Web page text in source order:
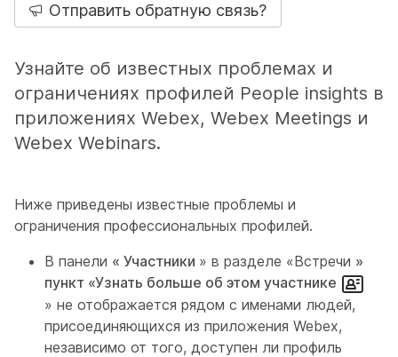
Отправить обратную связь?
Узнайте об известных проблемах и
ограничениях профилей People insights в
приложениях Webex, Webex Meetings и
Webex Webinars.
Ниже приведены известные проблемы и
ограничения профессиональных профилей.
В панели « Участники » в разделе «Встречи »
пункт «Узнать больше об этом участнике
» не отображается рядом с именами людей,
присоединяющихся из приложения Webex,
независимо от того, доступен ли профиль